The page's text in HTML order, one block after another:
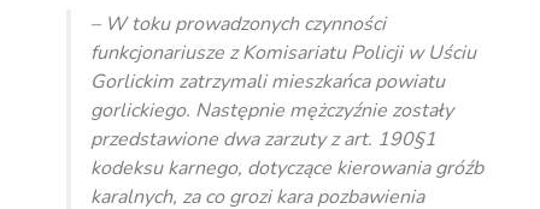
dźwiękowych– W toku prowadzonych czynności
funkcjonariusze z Komisariatu Policji w Uściu
Gorlickim zatrzymali mieszkańca powiatu
gorlickiego. Następnie mężczyźnie zostały
przedstawione dwa zarzuty z art. 190§1
kodeksu karnego, dotyczące kierowania gróźb
karalnych, za co grozi kara pozbawienia